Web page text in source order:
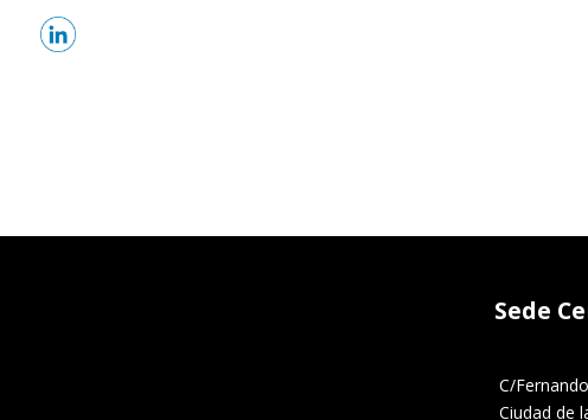
Sede
C/
Ciudad de